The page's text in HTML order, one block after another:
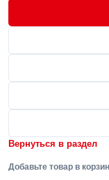
Вернуться в раздел
Добавьте товар в